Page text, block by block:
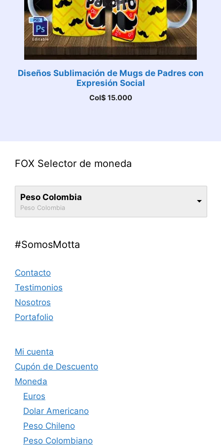
Diseños Sublimación de Mugs de Padres con
Expresión Social
Col$ 15.000
FOX Selector de moneda
Peso Colombia
Peso Colombia
#SomosMotta
Contacto
Testimonios
Nosotros
Portafolio
Mi cuenta
Cupón de Descuento
Moneda
Euros
Dolar Americano
Peso Chileno
Peso Colombiano